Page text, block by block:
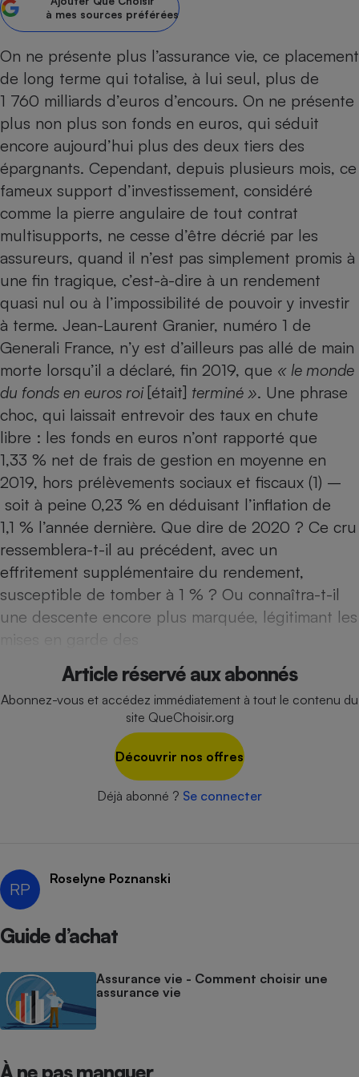
à mes sources préférées
On ne présente plus l’assurance vie, ce placement
de long terme qui totalise, à lui seul, plus de
1 760 milliards d’euros d’encours. On ne présente
plus non plus son fonds en euros, qui séduit
encore aujourd’hui plus des deux tiers des
épargnants. Cependant, depuis plusieurs mois, ce
fameux support d’investissement, considéré
comme la pierre angulaire de tout contrat
multisupports, ne cesse d’être décrié par les
assureurs, quand il n’est pas simplement promis à
une fin tragique, c’est-à-dire à un rendement
quasi nul ou à l’impossibilité de pouvoir y investir
à terme. Jean-Laurent Granier, numéro 1 de
Generali France, n’y est d’ailleurs pas allé de main
morte lorsqu’il a déclaré, fin 2019, que « le monde
du fonds en euros roi[était] terminé ». Une phrase
choc, qui laissait entrevoir des taux en chute
libre : les fonds en euros n’ont rapporté que
1,33 % net de frais de gestion en moyenne en
2019, hors prélèvements sociaux et fiscaux (1) –
soit à peine 0,23 % en déduisant l’inflation de
1,1 % l’année dernière. Que dire de 2020 ? Ce cru
ressemblera-t-il au précédent, avec un
effritement supplémentaire du rendement,
susceptible de tomber à 1 % ? Ou connaîtra-t-il
une descente encore plus marquée, légitimant les
mises en garde des
Article réservé aux abonnés
Abonnez-vous et accédez immédiatement à tout le contenu du
site QueChoisir.org
Découvrir nos offres
Déjà abonné ? Se connecter
RP
Roselyne Poznanski
Guide d’achat
Assurance vie - Comment choisir une
assurance vie
À ne pas manquer
alimentaire
bouteille
Assurance emprunteur
Banque
Lave-linge
Plaque de cuisson à
induction
Climatiseur -
Ventilateur
Cafetière à expressos
Téléviseur
Téléphone mobile -
Smartphone
Matelas
Radiateur électrique
Climatiseur -
Ventilateur
Mutuelle
Antimoustique